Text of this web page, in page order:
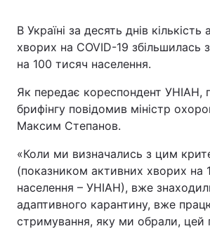
В Україні за десять днів кількість
хворих на COVID-19 збільшилась
на 100 тисяч населення.
Як передає кореспондент УНІАН,
брифінгу повідомив міністр
Максим Степанов.
«Коли ми визначались з цим
(показником активних хворих на
населення – УНІАН), вже
адаптивного карантину, вже
стримування, яку ми обрали, цей